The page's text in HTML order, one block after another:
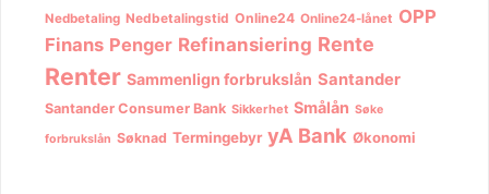
Nedbetaling Nedbetalingstid Online24 Online24-lånet OPP
Finans Penger Refinansiering Rente
Renter Sammenlign forbrukslån Santander
Santander Consumer Bank Sikkerhet Smålån Søke
forbrukslån Søknad Termingebyr yA Bank Økonomi